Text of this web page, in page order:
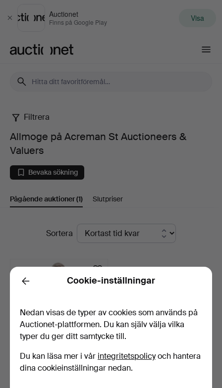
Stäng
Auctionet
Finns på Google Play Visa
Allmoge
på
Acreman
St
Valuers
Filtrera
Allmoge på Acreman St Auctioneers &
Valuers
Bevaka sökning
Pågående auktioner(1) Slutpriser
PågåendeSortera
HANDSKUREN RELIGIÖS
Back Cookie-inställningar
Nedan visas de typer av cookies som används på
Auctionet-plattformen. Du kan själv välja vilka
typer du ger ditt samtycke till.
Du kan läsa mer i vår integritetspolicyoch hantera
dina cookieinställningar nedan.